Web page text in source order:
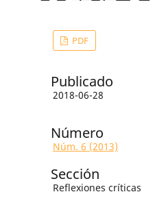
PDF
Publicado
2018-06-28
Número
Núm. 6 (2013)
Sección
Reflexiones críticas